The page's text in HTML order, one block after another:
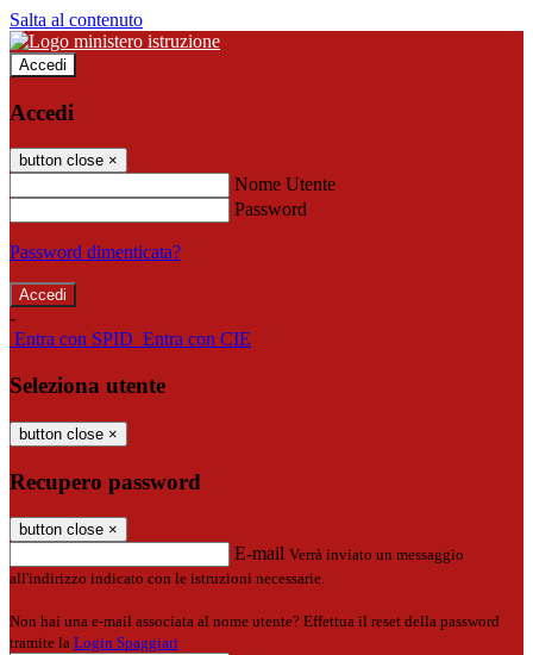
Salta al contenuto
Accedi
Accedi
button close ×
Nome Utente
Password
Password dimenticata?
-
Entra con SPID Entra con CIE
Seleziona utente
button close ×
Recupero password
button close ×
E-mail Verrà inviato un messaggio
all'indirizzo indicato con le istruzioni necessarie.
Non hai una e-mail associata al nome utente? Effettua il reset della password
tramite la Login Spaggiari